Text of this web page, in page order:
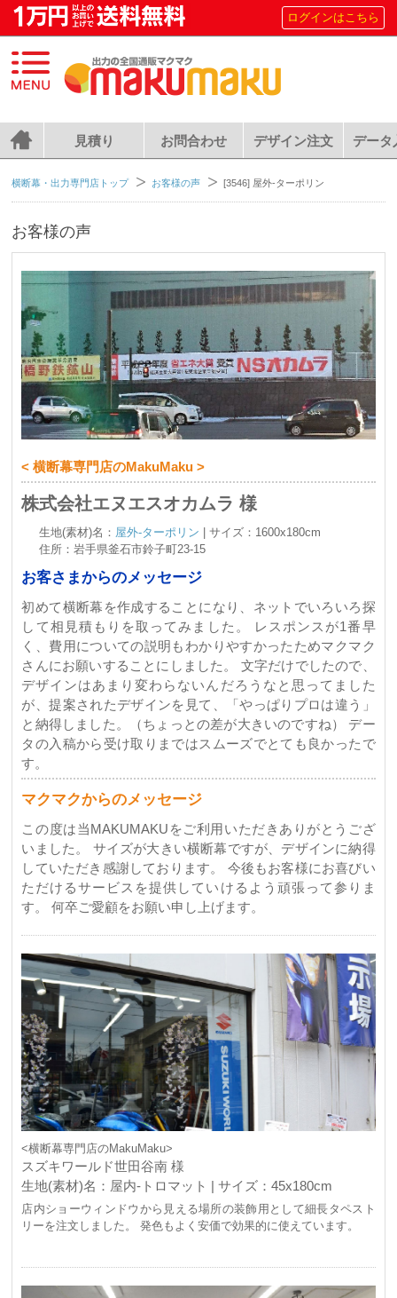
ログインはこちら
見積り お問合わせ デザイン注文 データ
横断幕・出力専門店トップ お客様の声 [3546] 屋外-ターポリン
お客様の声
< 横断幕専門店のMakuMaku >
株式会社エヌエスオカムラ 様
生地(素材)名： 屋外-ターポリン | サイズ：1600x180cm
住所：岩手県釜石市鈴子町23-15
お客さまからのメッセージ
初めて横断幕を作成することになり、ネットでいろいろ探
して相見積もりを取ってみました。 レスポンスが1番早
く、費用についての説明もわかりやすかったためマクマク
さんにお願いすることにしました。 文字だけでしたので、
デザインはあまり変わらないんだろうなと思ってました
が、提案されたデザインを見て、「やっぱりプロは違う」
と納得しました。（ちょっとの差が大きいのですね） デー
タの入稿から受け取りまではスムーズでとても良かったで
す。
マクマクからのメッセージ
この度は当MAKUMAKUをご利用いただきありがとうござ
いました。 サイズが大きい横断幕ですが、デザインに納得
していただき感謝しております。 今後もお客様にお喜びい
ただけるサービスを提供していけるよう頑張って参りま
す。 何卒ご愛顧をお願い申し上げます。
<横断幕専門店のMakuMaku>
スズキワールド世田谷南 様
生地(素材)名：屋内-トロマット | サイズ：45x180cm
店内ショーウィンドウから見える場所の装飾用として細長タペスト
リーを注文しました。 発色もよく安価で効果的に使えています。